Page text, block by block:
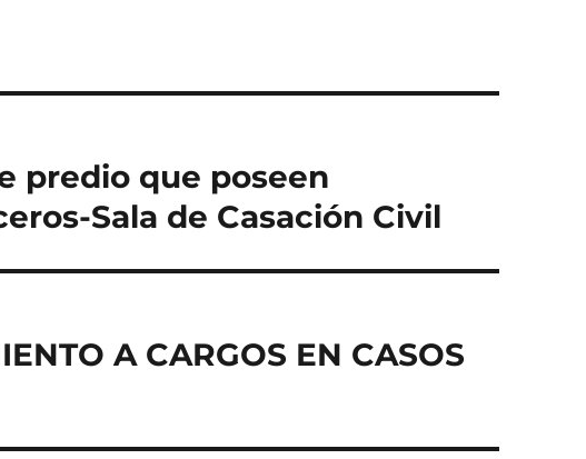
predio que poseen
Sala de Casación Civil
A CARGOS EN CASOS